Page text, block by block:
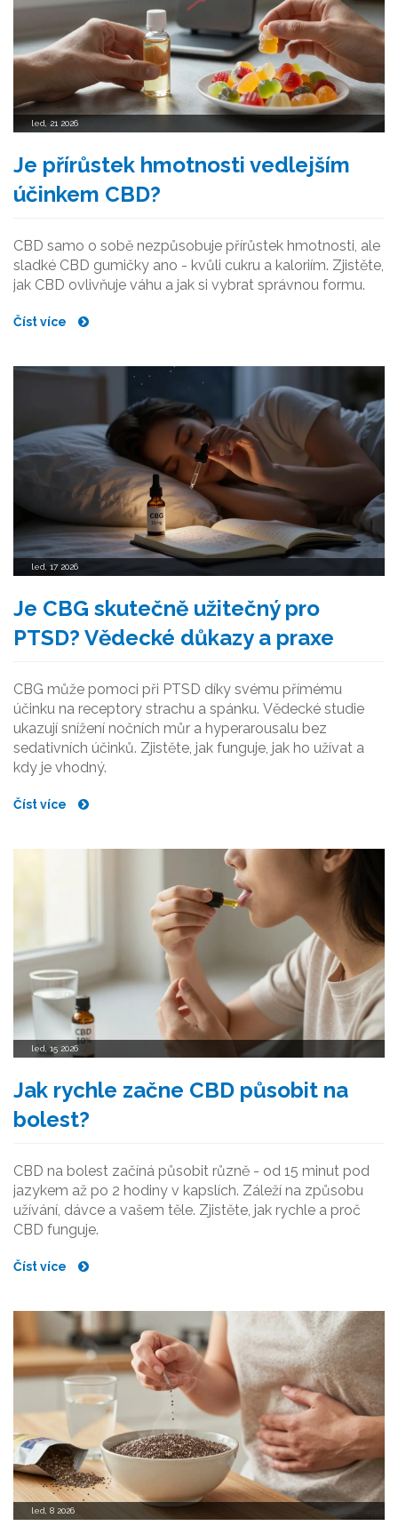
led, 21 2026
Je přírůstek hmotnosti vedlejším
účinkem CBD?
CBD samo o sobě nezpůsobuje přírůstek hmotnosti, ale
sladké CBD gumičky ano - kvůli cukru a kaloriím. Zjistěte,
jak CBD ovlivňuje váhu a jak si vybrat správnou formu.
Číst více
led, 17 2026
Je CBG skutečně užitečný pro
PTSD? Vědecké důkazy a praxe
CBG může pomoci při PTSD díky svému přímému
účinku na receptory strachu a spánku. Vědecké studie
ukazují snížení nočních můr a hyperarousalu bez
sedativních účinků. Zjistěte, jak funguje, jak ho užívat a
kdy je vhodný.
Číst více
led, 15 2026
Jak rychle začne CBD působit na
bolest?
CBD na bolest začíná působit různě - od 15 minut pod
jazykem až po 2 hodiny v kapslích. Záleží na způsobu
užívání, dávce a vašem těle. Zjistěte, jak rychle a proč
CBD funguje.
Číst více
led, 8 2026